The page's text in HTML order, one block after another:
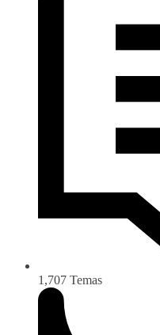
1,707 Temas